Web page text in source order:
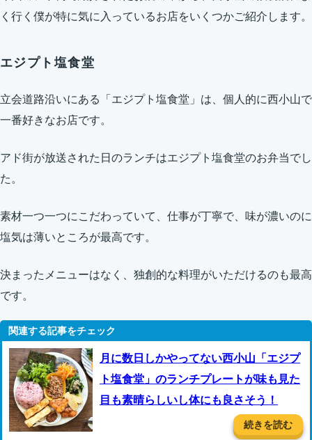
く行く僕が特に気に入っているお店をいくつかご紹介します。
エジプト塩食堂
立会道路沿いにある「エジプト塩食堂」は、個人的に西小山で
一番好きなお店です。
アド街が放送された日のランチはエジプト塩食堂のお弁当でし
た。
素材一つ一つにこだわっていて、仕事が丁寧で、味が濃いのに
塩気は薄いところが最高です。
決まったメニューはなく、独創的な料理がいただけるのも最高
です。
月に数日しかやってない西小山「エジプ
ト塩食堂」のランチプレートが味も見た
目も素晴らしいし体にも良さそう！
続きを読む